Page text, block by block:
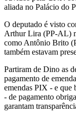
aliada no Palácio do
O deputado é visto
Arthur Lira (PP-AL)
como Antônio Brito
também estavam
Partiram de Dino as
pagamento de
emendas PIX - e que
- de pagamento
garantam